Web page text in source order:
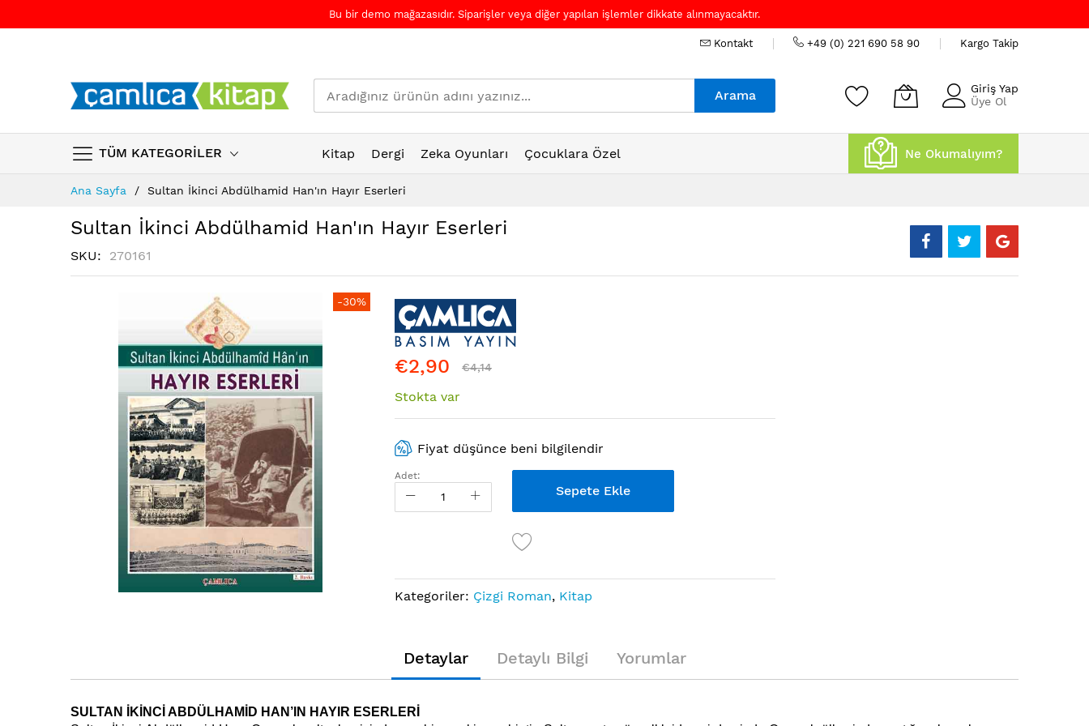
Bu bir demo mağazasıdır. Siparişler veya diğer yapılan işlemler dikkate alınmayacaktır.
Kontakt +49 (0) 221 690 58 90 Kargo Takip
TÜM KATEGORİLER
Arama
Giriş Yap
Üye Ol
Kitap Dergi Zeka Oyunları Çocuklara Özel Ne Okumalıyım?
Ana Sayfa Sultan İkinci Abdülhamid Han'ın Hayır Eserleri
Sultan İkinci Abdülhamid Han'ın Hayır Eserleri
SKU 270161
-30%
€2,90 €4,14
Stokta var
Fiyat düşünce beni bilgilendir
Adet:
Sepete Ekle
Kategoriler: Çizgi Roman, Kitap
Detaylar
SULTAN İKİNCİ ABDÜLHAMİD HAN’IN HAYIR ESERLERİ
Detaylı Bilgi Yorumlar